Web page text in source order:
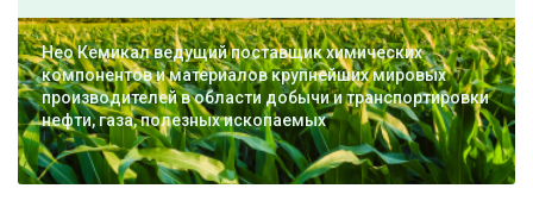
Аэросил R 202
мешок (10 кг) cкачать TDS
Нео Кемикал ведущий поставщик химических
компонентов и материалов крупнейших мировых
производителей в области добычи и транспортировки
нефти, газа, полезных ископаемых